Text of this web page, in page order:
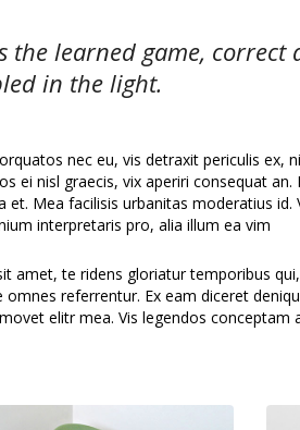
the learned game, correct
in the light.
nec eu, vis detraxit periculis ex,
ei nisl graecis, vix aperiri consequat
et. Mea facilisis urbanitas moderatius
interpretaris pro, alia illum ea vim
amet, te ridens gloriatur temporibus
omnes referrentur. Ex eam diceret
elitr mea. Vis legendos conceptam